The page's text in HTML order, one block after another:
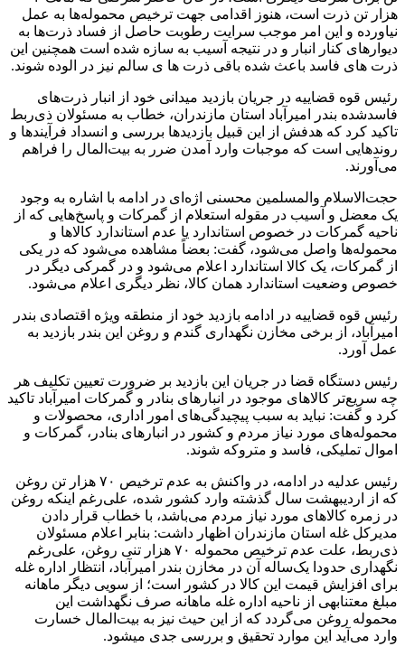
هزار تن ذرت است، هنوز اقدامی جهت ترخیص محموله‌ها به عمل
نیاورده و ‌این امر موجب سرایت رطوبت حاصل از فساد ذرت‌ها به
دیوارهای کنار انبار و در نتیجه آسیب به سازه شده است همچنین این
ذرت های فاسد باعث شده باقی ذرت ها ی سالم نیز در الوده شوند.
رئیس قوه قضاییه در جریان بازدید میدانی خود از انبار ذرت‌های
فاسدشده بندر امیرآباد استان مازندران، خطاب به مسئولان ذی‌ربط
تاکید کرد که هدفش از این قبیل بازدیدها بررسی و‌ انسداد فرآیندها و‌
روندهایی است که موجبات وارد آمدن ضرر به بیت‌المال را فراهم
می‌آورند.
حجت‌الاسلام والمسلمین محسنی اژه‌ای در ادامه با اشاره به وجود
یک معضل و آسیب در مقوله استعلام از گمرکات ‌و پاسخ‌هایی که از
ناحیه گمرکات در خصوص استاندارد یا عدم استاندارد کالاها و
محموله‌ها واصل می‌شود، گفت: بعضاً مشاهده می‌شود که در یکی
از گمرکات، یک کالا استاندارد اعلام می‌شود و در گمرکی دیگر در
خصوص وضعیت استاندارد همان کالا، نظر دیگری اعلام می‌شود.
رئیس قوه قضاییه در ادامه بازدید خود از منطقه ویژه اقتصادی بندر
امیرآباد، از برخی مخازن نگهداری گندم و روغن این بندر بازدید به
عمل آورد.
رئیس دستگاه قضا در جریان این بازدید بر ضرورت تعیین تکلیف هر
چه سریع‌تر کالاهای موجود در انبارهای بنادر و گمرکات امیرآباد تاکید
کرد و گفت: نباید به سبب پیچیدگی‌های امور اداری، محصولات و
محموله‌های مورد نیاز مردم و کشور در انبارهای بنادر، گمرکات و
اموال تملیکی، فاسد و متروکه شوند.
رئیس عدلیه در ادامه، در واکنش به عدم ترخیص ۷۰ هزار تن روغن
که از اردیبهشت سال گذشته وارد کشور شده، علی‌رغم اینکه روغن
در زمره کالاهای مورد نیاز مردم می‌باشد، با خطاب قرار دادن
مدیرکل غله استان مازندران اظهار داشت: بنابر اعلام مسئولان
ذی‌ربط، علت عدم ترخیص محموله ۷۰ هزار تنی روغن، علی‌رغم
نگهداری حدودا یک‌ساله آن در مخازن بندر امیرآباد، انتظار اداره غله
برای افزایش قیمت این کالا در کشور است؛ از سویی دیگر ماهانه
مبلغ معتنابهی از ناحیه اداره غله ماهانه صرف نگهداشت این
محموله روغن می‌گردد که از این حیث نیز به بیت‌المال خسارت
وارد می‌آید این موارد تحقیق و بررسی جدی میشود.